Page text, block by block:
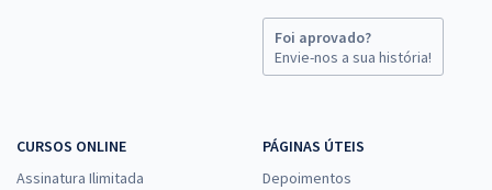
Foi aprovado?
Envie-nos a sua história!
CURSOS ONLINE
Assinatura Ilimitada
PÁGINAS ÚTEIS
Depoimentos